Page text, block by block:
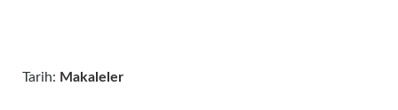
Tarih: Makaleler